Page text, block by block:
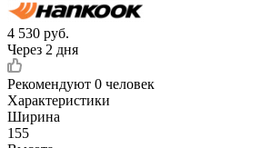
4 530 руб.
Через 2 дня
Рекомендуют 0 человек
Характеристики
Ширина
155